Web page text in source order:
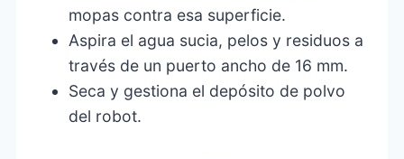
mopas contra esa superficie.
Aspira el agua sucia, pelos y residuos a
través de un puerto ancho de 16 mm.
Seca y gestiona el depósito de polvo
del robot.